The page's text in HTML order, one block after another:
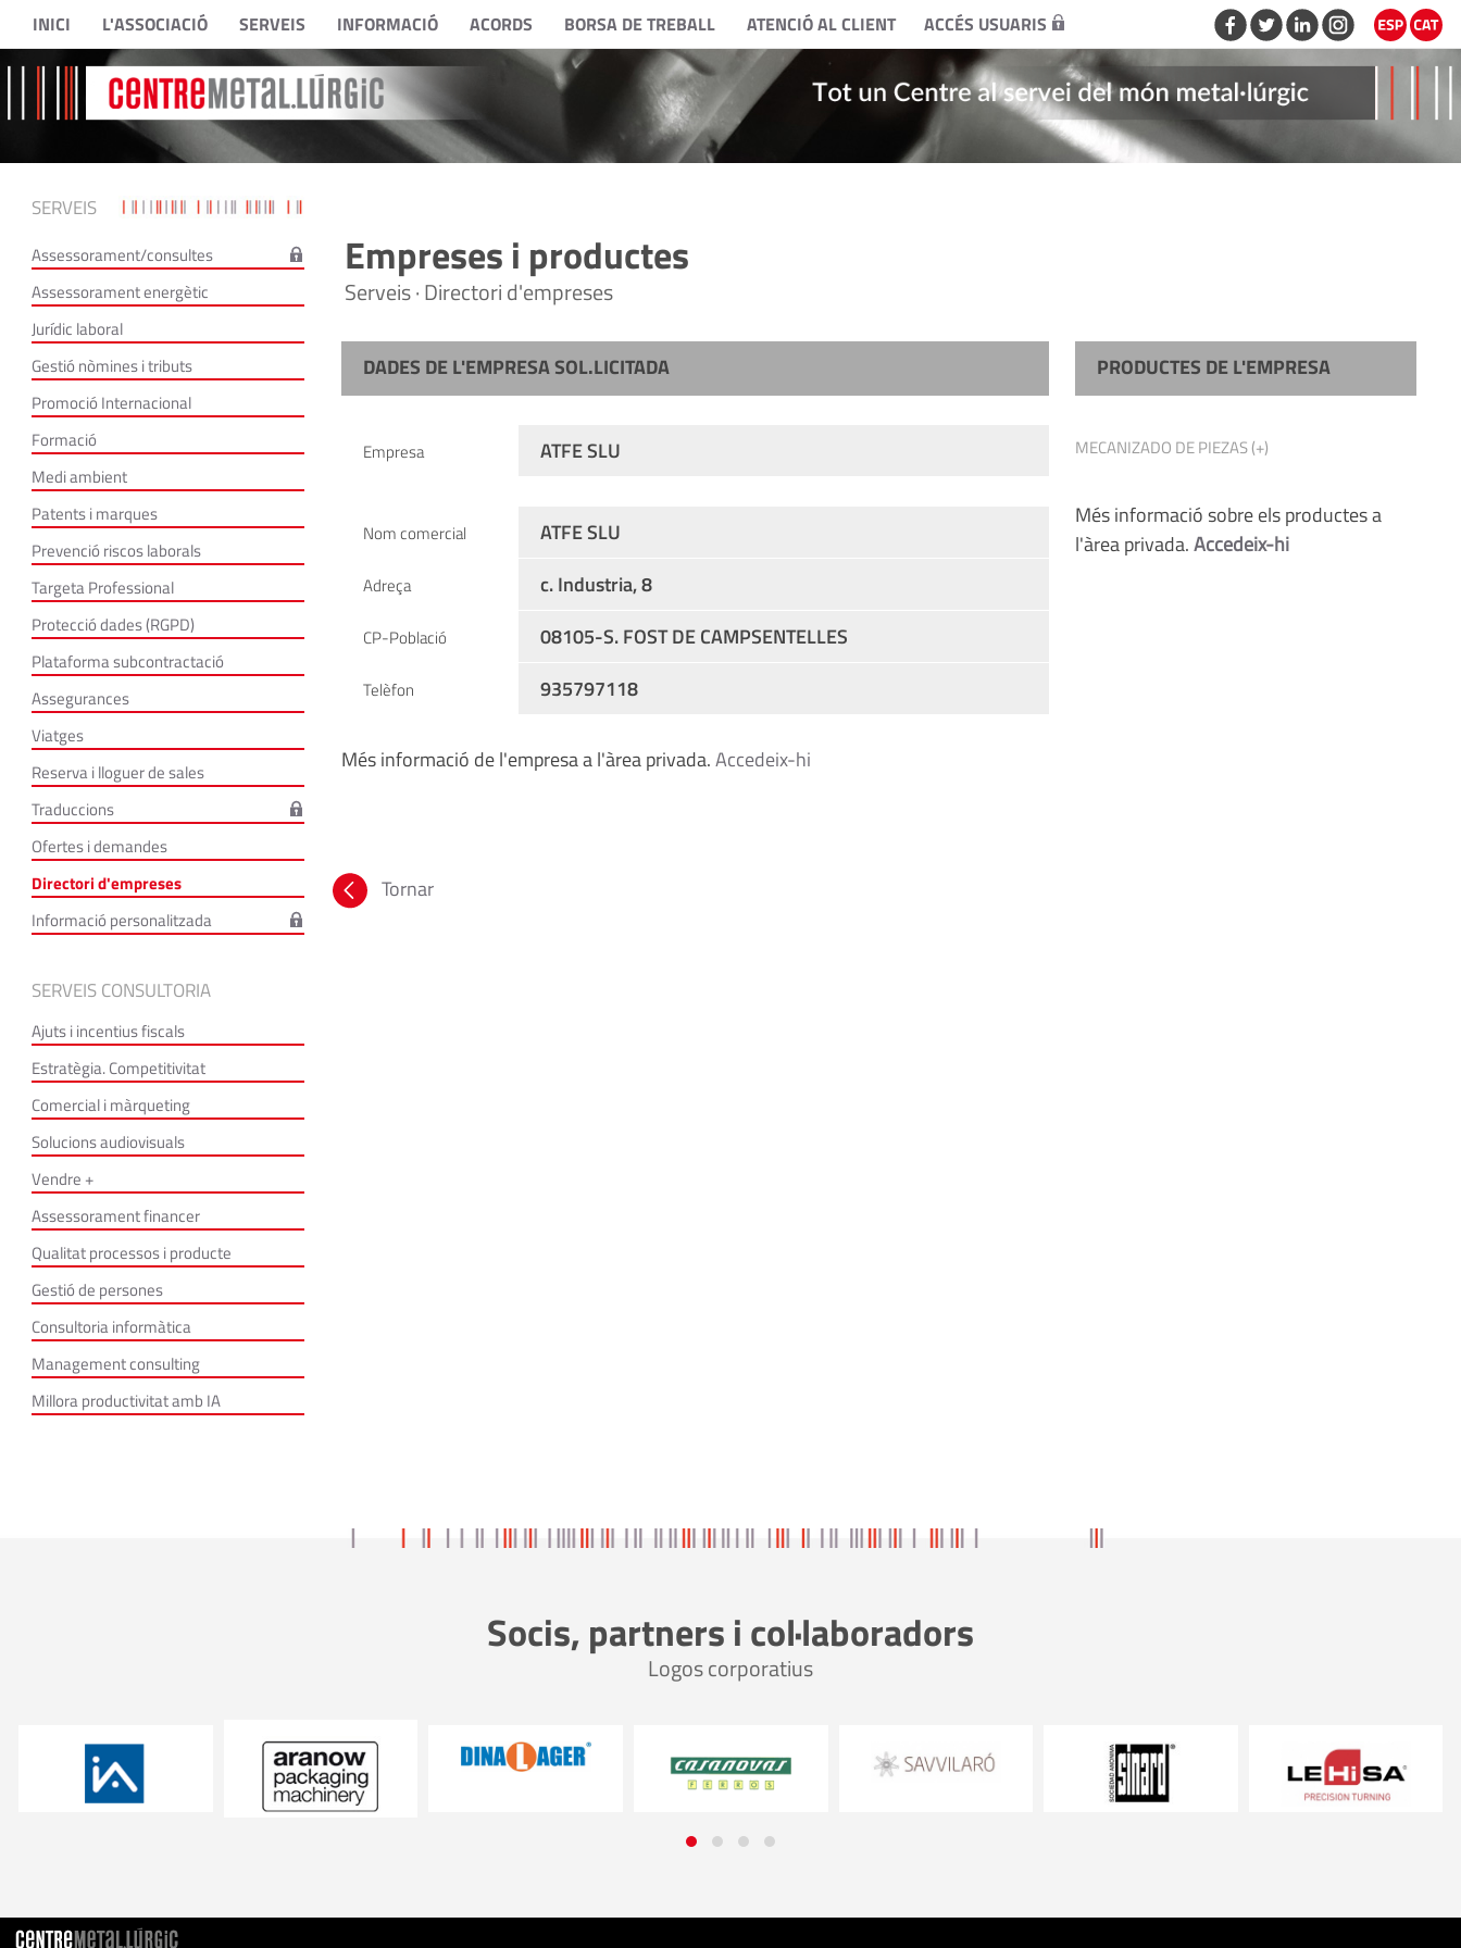
INICI L'ASSOCIACIÓ SERVEIS INFORMACIÓ ACORDS BORSA DE TREBALL ATENCIÓ AL CLIENT ACCÉS USUARIS
SERVEIS
Assessorament/consultes
Assessorament energètic
Jurídic laboral
Gestió nòmines i tributs
Promoció Internacional
Formació
Medi ambient
Patents i marques
Prevenció riscos laborals
Targeta Professional
Protecció dades (RGPD)
Plataforma subcontractació
Assegurances
Viatges
Reserva i lloguer de sales
Traduccions
Ofertes i demandes
Directori d'empreses
Informació personalitzada
SERVEIS CONSULTORIA
Ajuts i incentius fiscals
Estratègia. Competitivitat
Comercial i màrqueting
Solucions audiovisuals
Vendre +
Assessorament financer
Qualitat processos i producte
Gestió de persones
Consultoria informàtica
Management consulting
Millora productivitat amb IA
Empreses i productes
Serveis · Directori d'empreses
DADES DE L'EMPRESA SOL.LICITADA
Empresa ATFE SLU
Nom comercial ATFE SLU
Adreça c. Industria, 8
CP-Població 08105-S. FOST DE CAMPSENTELLES
Telèfon 935797118
Més informació de l'empresa a l'àrea privada.Accedeix-hi
PRODUCTES DE L'EMPRESA
MECANIZADO DE PIEZAS (+)
Més informació sobre els productes a
l'àrea privada.Accedeix-hi
Tornar
Socis, partners i col·laboradors
Logos corporatius